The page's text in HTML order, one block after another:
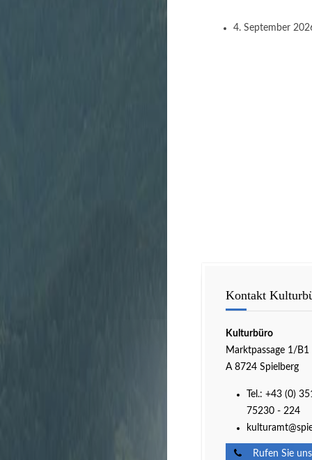
4. September
Kontakt
Kulturbüro
Marktpassage 1/B1
A 8724 Spielberg
Tel.: +43 (0)
75230 - 224
Rufen Sie